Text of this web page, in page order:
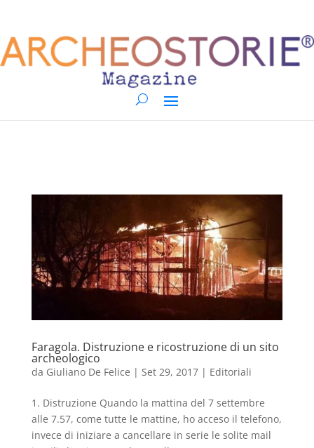
Faragola. Distruzione e ricostruzione di un sito
archeologico
da Giuliano De Felice | Set 29, 2017| Editoriali
1. Distruzione Quando la mattina del 7 settembre
alle 7.57, come tutte le mattine, ho acceso il telefono,
invece di iniziare a cancellare in serie le solite mail